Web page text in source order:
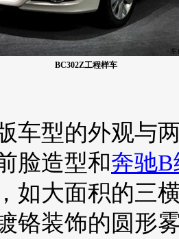
BC302Z工程样车
型的外观与
脸造型和奔驰B
如大面积的三
铬装饰的圆形